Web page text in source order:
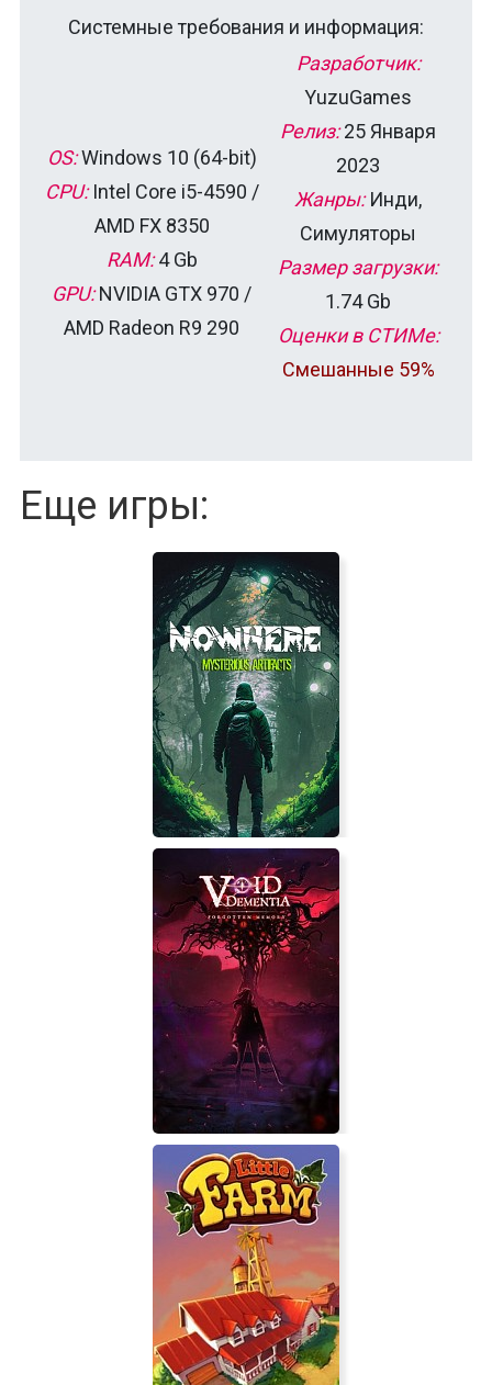
Системные требования и информация:
OS:Windows 10 (64-bit)
CPU:Intel Core i5-4590 /
AMD FX 8350
RAM:4 Gb
GPU:NVIDIA GTX 970 /
AMD Radeon R9 290
Разработчик:
YuzuGames
Релиз:25 Января
2023
Жанры:Инди,
Симуляторы
Размер загрузки:
1.74 Gb
Оценки в СТИМе:
Смешанные 59%
Еще игры:
Nowhere: Mysterious Artifacts
Void: Dementia